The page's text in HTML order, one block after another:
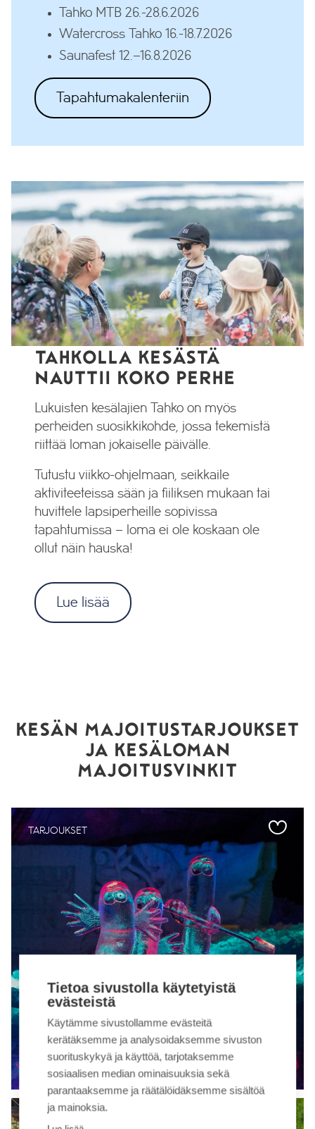
Tahko MTB 26.-28.6.2026
Watercross Tahko 16.-18.7.2026
Saunafest 12.–16.8.2026
Tapahtumakalenteriin
TAHKOLLA KESÄSTÄ
NAUTTII KOKO PERHE
Lukuisten kesälajien Tahko on myös
perheiden suosikkikohde, jossa tekemistä
riittää loman jokaiselle päivälle.
Tutustu viikko-ohjelmaan, seikkaile
aktiviteeteissa sään ja fiiliksen mukaan tai
huvittele lapsiperheille sopivissa
tapahtumissa – loma ei ole koskaan ole
ollut näin hauska!
Lue lisää
KESÄN MAJOITUSTARJOUKSET
JA KESÄLOMAN
MAJOITUSVINKIT
TARJOUKSET
KESKUSVARAAMO TAHKOCOM, TAHKOVUORI
KESÄLOMAVARAUKSIIN MUUMI-
JÄÄLUOLALIPUT KAUPAN PÄÄLLE
Katso lisää ›
Tietoa sivustolla käytetyistä
evästeistä
Käytämme sivustollamme evästeitä
kerätäksemme ja analysoidaksemme sivuston
suorituskykyä ja käyttöä, tarjotaksemme
sosiaalisen median ominaisuuksia sekä
parantaaksemme ja räätälöidäksemme sisältöä
ja mainoksia.